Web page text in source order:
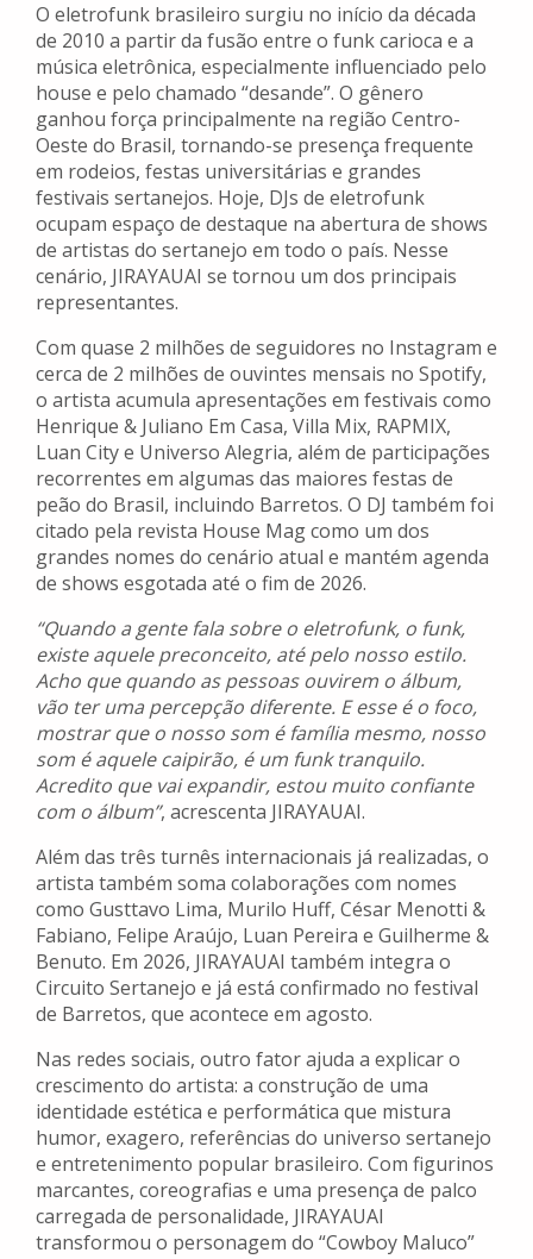
O eletrofunk brasileiro surgiu no início da década
de 2010 a partir da fusão entre o funk carioca e a
música eletrônica, especialmente influenciado pelo
house e pelo chamado “desande”. O gênero
ganhou força principalmente na região Centro-
Oeste do Brasil, tornando-se presença frequente
em rodeios, festas universitárias e grandes
festivais sertanejos. Hoje, DJs de eletrofunk
ocupam espaço de destaque na abertura de shows
de artistas do sertanejo em todo o país. Nesse
cenário, JIRAYAUAI se tornou um dos principais
representantes.
Com quase 2 milhões de seguidores no Instagram e
cerca de 2 milhões de ouvintes mensais no Spotify,
o artista acumula apresentações em festivais como
Henrique & Juliano Em Casa, Villa Mix, RAPMIX,
Luan City e Universo Alegria, além de participações
recorrentes em algumas das maiores festas de
peão do Brasil, incluindo Barretos. O DJ também foi
citado pela revista House Mag como um dos
grandes nomes do cenário atual e mantém agenda
de shows esgotada até o fim de 2026.
“Quando a gente fala sobre o eletrofunk, o funk,
existe aquele preconceito, até pelo nosso estilo.
Acho que quando as pessoas ouvirem o álbum,
vão ter uma percepção diferente. E esse é o foco,
mostrar que o nosso som é família mesmo, nosso
som é aquele caipirão, é um funk tranquilo.
Acredito que vai expandir, estou muito confiante
com o álbum”, acrescenta JIRAYAUAI.
Além das três turnês internacionais já realizadas, o
artista também soma colaborações com nomes
como Gusttavo Lima, Murilo Huff, César Menotti &
Fabiano, Felipe Araújo, Luan Pereira e Guilherme &
Benuto. Em 2026, JIRAYAUAI também integra o
Circuito Sertanejo e já está confirmado no festival
de Barretos, que acontece em agosto.
Nas redes sociais, outro fator ajuda a explicar o
crescimento do artista: a construção de uma
identidade estética e performática que mistura
humor, exagero, referências do universo sertanejo
e entretenimento popular brasileiro. Com figurinos
marcantes, coreografias e uma presença de palco
carregada de personalidade, JIRAYAUAI
transformou o personagem do “Cowboy Maluco”